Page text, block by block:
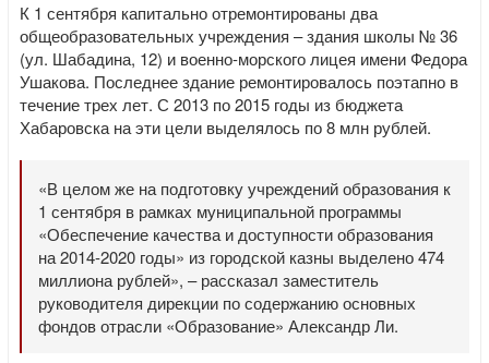
К 1 сентября капитально отремонтированы два
общеобразовательных учреждения – здания школы № 36
(ул. Шабадина, 12) и военно-морского лицея имени Федора
Ушакова. Последнее здание ремонтировалось поэтапно в
течение трех лет. С 2013 по 2015 годы из бюджета
Хабаровска на эти цели выделялось по 8 млн рублей.
«В целом же на подготовку учреждений образования к
1 сентября в рамках муниципальной программы
«Обеспечение качества и доступности образования
на 2014-2020 годы» из городской казны выделено 474
миллиона рублей», – рассказал заместитель
руководителя дирекции по содержанию основных
фондов отрасли «Образование» Александр Ли.